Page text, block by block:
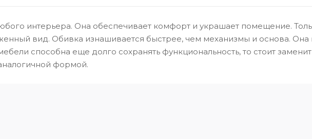
интерьера. Она обеспечивает комфорт и украшает помещение.
вид. Обивка изнашивается быстрее, чем механизмы и основа. Она
способна еще долго сохранять функциональность, то стоит
формой.